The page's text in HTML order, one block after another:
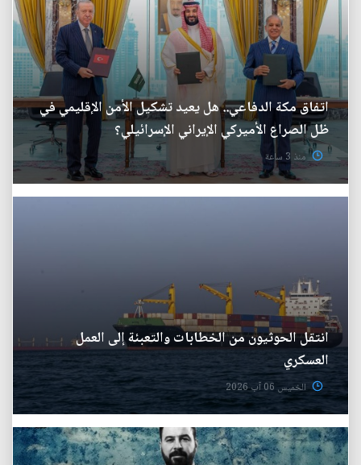
اتفاق مكة الدفاعي.. هل يعيد تشكيل الأمن الإقليمي في
ظل الصراع الأميركي الإيراني الإسرائيلي؟
منذ 3 ساعة
انتقل الحوثيون من الخطابات والتعبئة إلى العمل
العسكري
الخميس 06 آب 2026